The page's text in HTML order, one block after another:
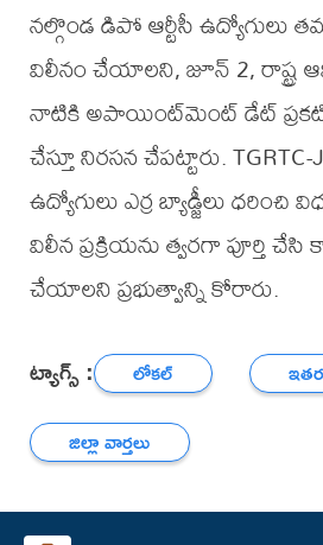
నల్గొండ డిపో ఆర్టీసీ ఉద్యోగులు
విలీనం చేయాలని, జూన్ 2, రాష్ట్ర
నాటికి అపాయింట్‌మెంట్ డేట్
చేస్తూ నిరసన చేపట్టారు.
ఉద్యోగులు ఎర్ర బ్యాడ్జీలు ధరించి
విలీన ప్రక్రియను త్వరగా పూర్తి చేసి
చేయాలని ప్రభుత్వాన్ని కోరారు.
ట్యాగ్స్ : లోకల్
జిల్లా వార్తలు